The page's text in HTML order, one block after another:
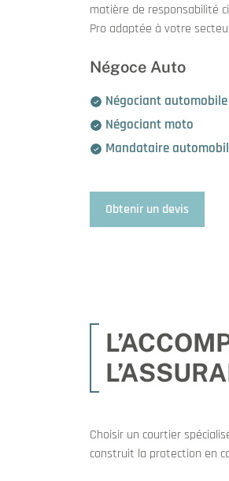
matière de responsabilité
Pro adaptée à votre
Négoce Auto
Négociant automobile
Négociant moto
Mandataire
Obtenir un devis
Choisir un courtier
construit la protection en